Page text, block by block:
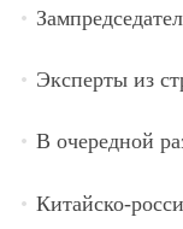
Эксперты из
В очередной
Китайско-